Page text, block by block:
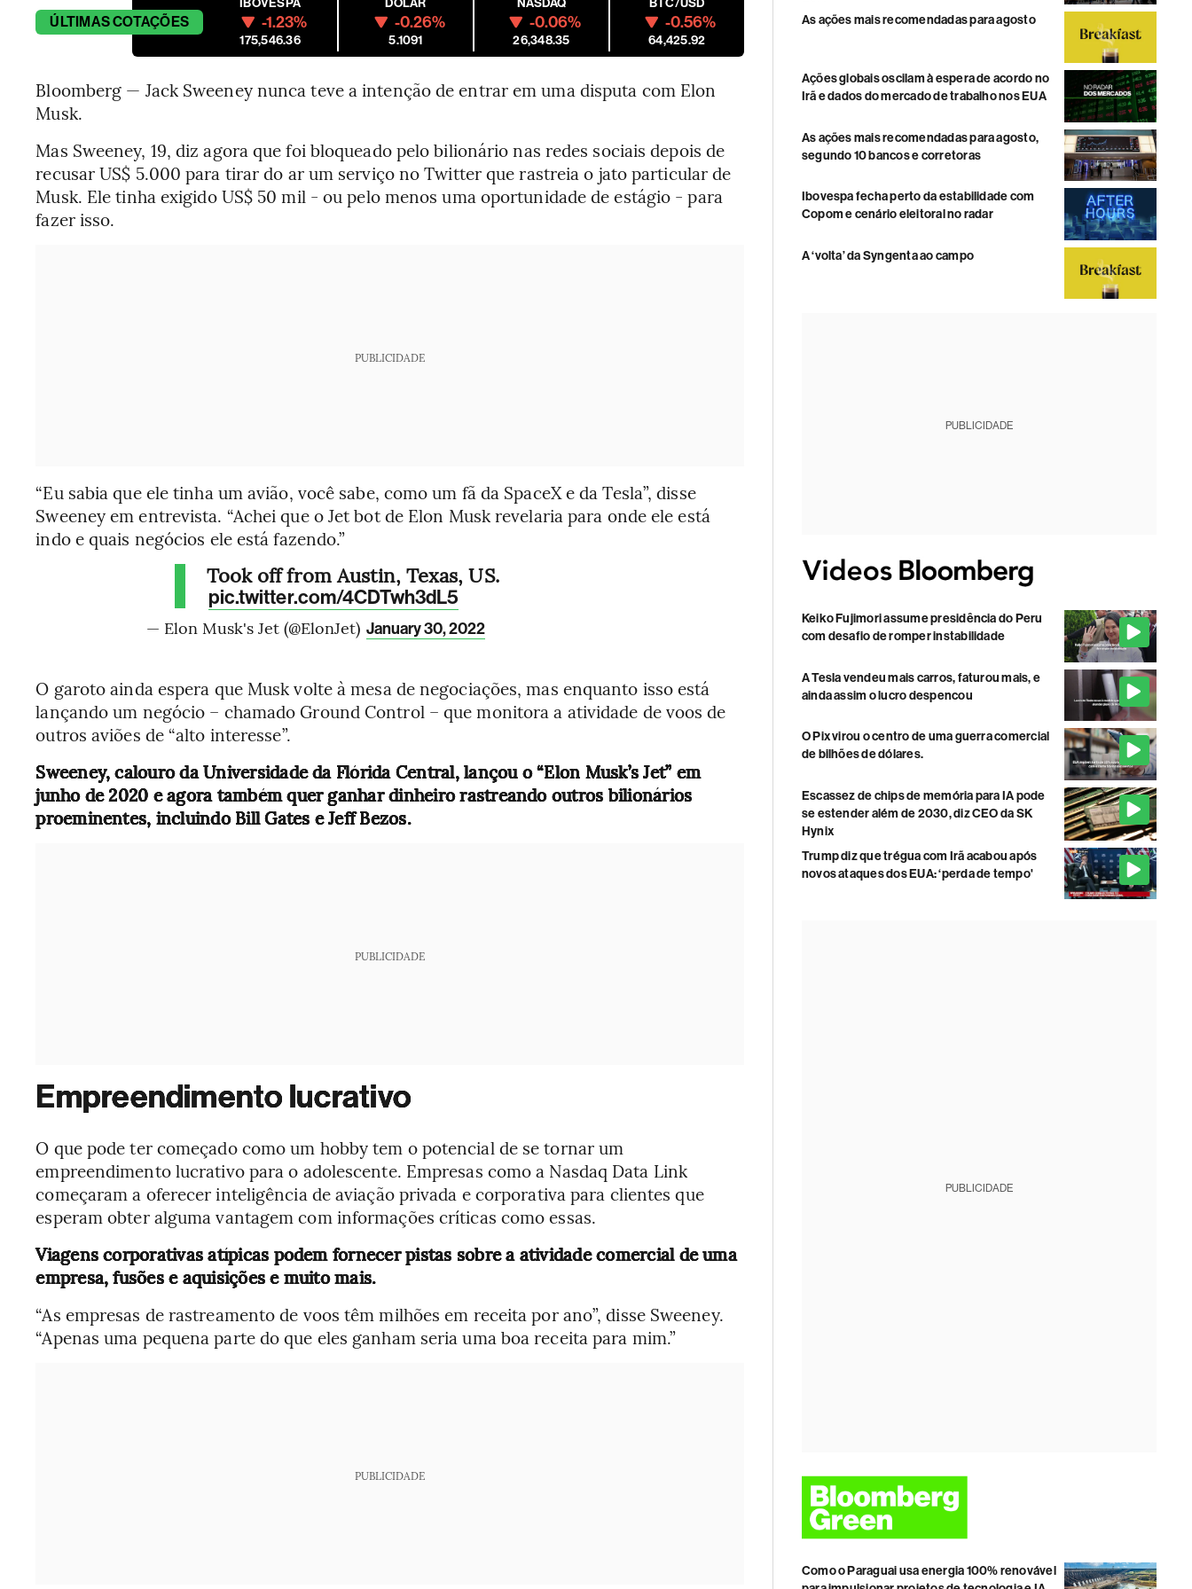
ÚLTIMASCOTAÇÕES
IBOVESPA
-1.23%
175,546.36
DÓLAR
-0.26%
5.1091
NASDAQ
-0.06%
26,348.35
BTC/USD
-0.56%
64,425.92
Bloomberg — Jack Sweeney nunca teve a intenção de entrar em uma disputa com Elon
Musk.
Mas Sweeney, 19, diz agora que foi bloqueado pelo bilionário nas redes sociais depois de
recusar US$ 5.000 para tirar do ar um serviço no Twitter que rastreia o jato particular de
Musk. Ele tinha exigido US$ 50 mil - ou pelo menos uma oportunidade de estágio - para
fazer isso.
PUBLICIDADE
“Eu sabia que ele tinha um avião, você sabe, como um fã da SpaceX e da Tesla”, disse
Sweeney em entrevista. “Achei que o Jet bot de Elon Musk revelaria para onde ele está
indo e quais negócios ele está fazendo.”
Took off from Austin, Texas, US.
pic.twitter.com/4CDTwh3dL5
— Elon Musk's Jet (@ElonJet) January 30, 2022
O garoto ainda espera que Musk volte à mesa de negociações, mas enquanto isso está
lançando um negócio – chamado Ground Control – que monitora a atividade de voos de
outros aviões de “alto interesse”.
Sweeney, calouro da Universidade da Flórida Central, lançou o “Elon Musk’s Jet” em
junho de 2020 e agora também quer ganhar dinheiro rastreando outros bilionários
proeminentes, incluindo Bill Gates e Jeff Bezos.
PUBLICIDADE
Empreendimento lucrativo
O que pode ter começado como um hobby tem o potencial de se tornar um
empreendimento lucrativo para o adolescente. Empresas como a Nasdaq Data Link
começaram a oferecer inteligência de aviação privada e corporativa para clientes que
esperam obter alguma vantagem com informações críticas como essas.
Viagens corporativas atípicas podem fornecer pistas sobre a atividade comercial de uma
empresa, fusões e aquisições e muito mais.
“As empresas de rastreamento de voos têm milhões em receita por ano”, disse Sweeney.
“Apenas uma pequena parte do que eles ganham seria uma boa receita para mim.”
PUBLICIDADE
As ações mais recomendadas para agosto
Ações globais oscilam à espera de acordo no
Irã e dados do mercado de trabalho nos EUA
As ações mais recomendadas para agosto,
segundo 10 bancos e corretoras
Ibovespa fecha perto da estabilidade com
Copom e cenário eleitoral no radar
A ‘volta’ da Syngenta ao campo
PUBLICIDADE
Keiko Fujimori assume presidência do Peru
com desafio de romper instabilidade
A Tesla vendeu mais carros, faturou mais, e
ainda assim o lucro despencou
O Pix virou o centro de uma guerra comercial
de bilhões de dólares.
Escassez de chips de memória para IA pode
se estender além de 2030, diz CEO da SK
Hynix
Trump diz que trégua com Irã acabou após
novos ataques dos EUA: ‘perda de tempo'
PUBLICIDADE
Como o Paraguai usa energia 100% renovável